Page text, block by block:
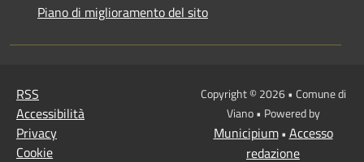
Piano di miglioramento del sito
RSS
Accessibilità
Privacy
Cookie
Copyright © 2026 • Comune di
Viano • Powered by
Municipium• Accesso
redazione